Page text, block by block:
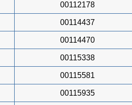
00112178
00114437
00114470
00115338
00115581
00115935